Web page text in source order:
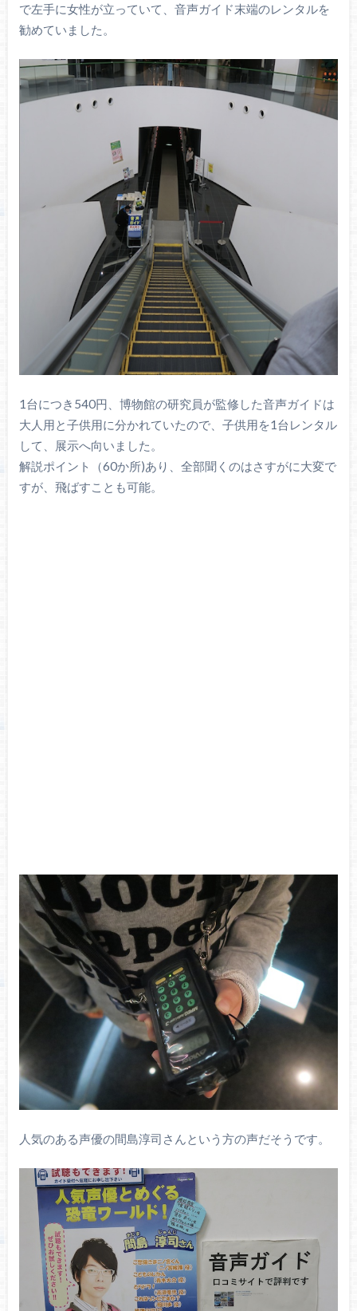
で左手に女性が立っていて、音声ガイド末端のレンタルを
勧めていました。
1台につき540円、博物館の研究員が監修した音声ガイドは
大人用と子供用に分かれていたので、子供用を1台レンタル
して、展示へ向いました。
解説ポイント（60か所)あり、全部聞くのはさすがに大変で
すが、飛ばすことも可能。
人気のある声優の間島淳司さんという方の声だそうです。